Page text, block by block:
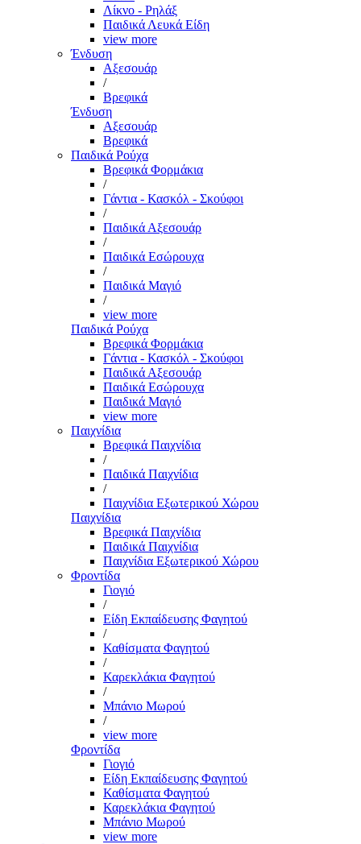
Λίκνο - Ρηλάξ
Παιδικά Λευκά Είδη
view more
Ένδυση
Αξεσουάρ
/
Βρεφικά
Ένδυση
Αξεσουάρ
Βρεφικά
Παιδικά Ρούχα
Βρεφικά Φορμάκια
/
Γάντια - Κασκόλ - Σκούφοι
/
Παιδικά Αξεσουάρ
/
Παιδικά Εσώρουχα
/
Παιδικά Μαγιό
/
view more
Παιδικά Ρούχα
Βρεφικά Φορμάκια
Γάντια - Κασκόλ - Σκούφοι
Παιδικά Αξεσουάρ
Παιδικά Εσώρουχα
Παιδικά Μαγιό
view more
Παιχνίδια
Βρεφικά Παιχνίδια
/
Παιδικά Παιχνίδια
/
Παιχνίδια Εξωτερικού Χώρου
Παιχνίδια
Βρεφικά Παιχνίδια
Παιδικά Παιχνίδια
Παιχνίδια Εξωτερικού Χώρου
Φροντίδα
Γιογιό
/
Είδη Εκπαίδευσης Φαγητού
/
Καθίσματα Φαγητού
/
Καρεκλάκια Φαγητού
/
Μπάνιο Μωρού
/
view more
Φροντίδα
Γιογιό
Είδη Εκπαίδευσης Φαγητού
Καθίσματα Φαγητού
Καρεκλάκια Φαγητού
Μπάνιο Μωρού
view more